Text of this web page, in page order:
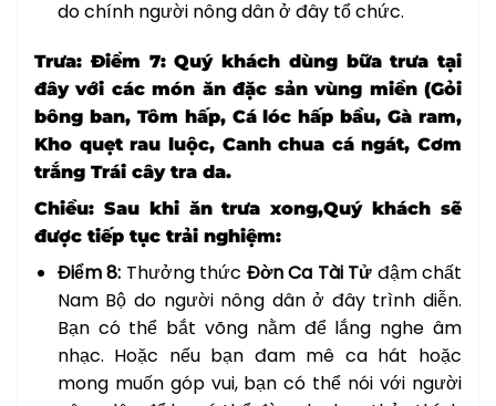
do chính người nông dân ở đây tổ chức.
Trưa: Điểm 7:Quý khách dùng bữa trưa tại
đây với các món ăn đặc sản vùng miền (Gỏi
bông ban, Tôm hấp, Cá lóc hấp bầu, Gà ram,
Kho quẹt rau luộc, Canh chua cá ngát, Cơm
trắng Trái cây tra da.
Chiều: Sau khi ăn trưa xong,Quý khách sẽ
được tiếp tục trải nghiệm:
Điểm 8: Thưởng thức Đờn Ca Tài Tử đậm chất
Nam Bộ do người nông dân ở đây trình diễn.
Bạn có thể bắt võng nằm để lắng nghe âm
nhạc. Hoặc nếu bạn đam mê ca hát hoặc
mong muốn góp vui, bạn có thể nói với người